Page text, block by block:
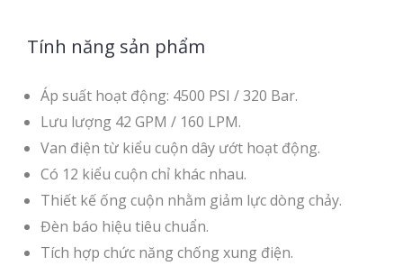
Tính năng sản phẩm
Áp suất hoạt động: 4500 PSI / 320 Bar.
Lưu lượng 42 GPM / 160 LPM.
Van điện từ kiểu cuộn dây ướt hoạt động.
Có 12 kiểu cuộn chỉ khác nhau.
Thiết kế ống cuộn nhằm giảm lực dòng chảy.
Đèn báo hiệu tiêu chuẩn.
Tích hợp chức năng chống xung điện.